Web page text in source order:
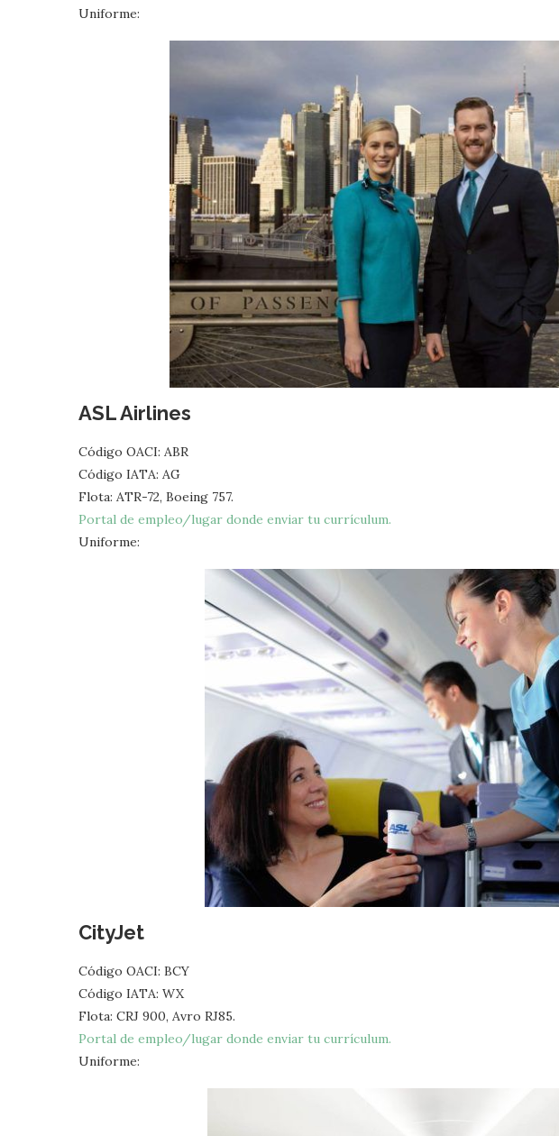
Uniforme:
ASL Airlines
Código OACI: ABR
Código IATA: AG
Flota: ATR-72, Boeing 757.
Portal de empleo/lugar donde enviar tu currículum.
Uniforme:
CityJet
Código OACI: BCY
Código IATA: WX
Flota: CRJ 900, Avro RJ85.
Portal de empleo/lugar donde enviar tu currículum.
Uniforme: